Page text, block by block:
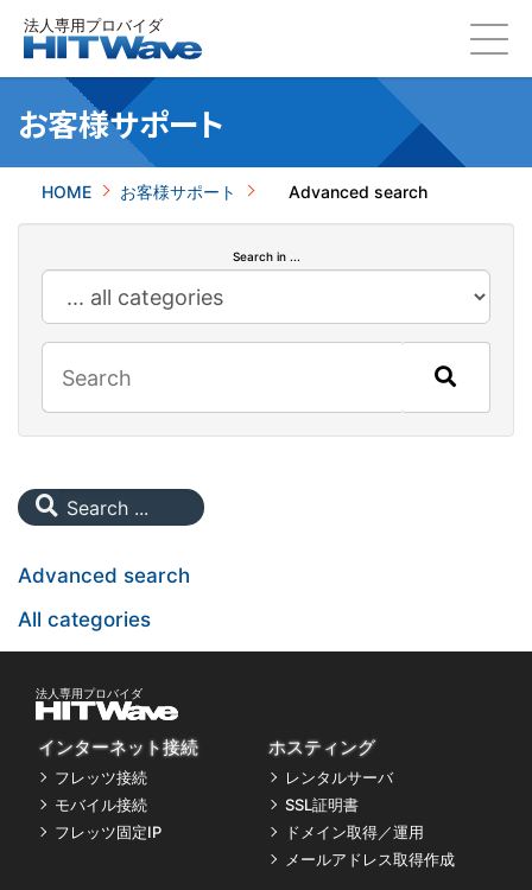
お客様サポート
HOME お客様サポート Advanced search
Search in ...
Advanced search
All categories
インターネット接続
フレッツ接続
モバイル接続
フレッツ固定IP
ホスティング
レンタルサーバ
SSL証明書
ドメイン取得／運用
メールアドレス取得作成